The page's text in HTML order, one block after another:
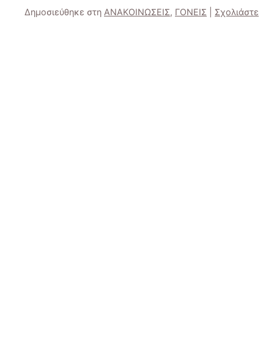
Δημοσιεύθηκε στη ΑΝΑΚΟΙΝΩΣΕΙΣ, ΓΟΝΕΙΣ Σχολιάστε